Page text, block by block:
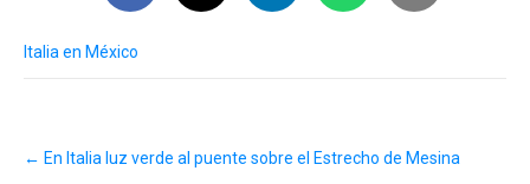
Italia en México
navigation
← En Italia luz verde al puente sobre el Estrecho de Mesina